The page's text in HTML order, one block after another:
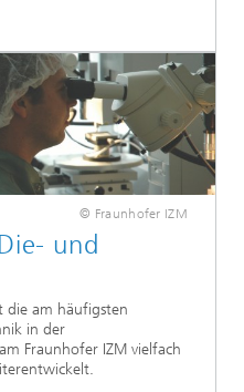
© Fraunhofer IZM
und
die am häufigsten
in der
Fraunhofer IZM vielfach